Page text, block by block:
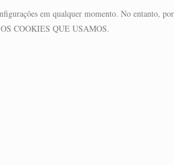
em qualquer momento. No entanto,
COOKIES QUE USAMOS.